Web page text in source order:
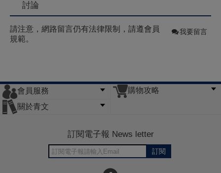
討論
請注意，網路留言仍有法律限制，請遵會員
規範。
我要留言
會員服務
會員辦法
客服信箱
隱私條款
網站導覽
購物攻略
關於青文
訂閱電子報 News letter
訂閱